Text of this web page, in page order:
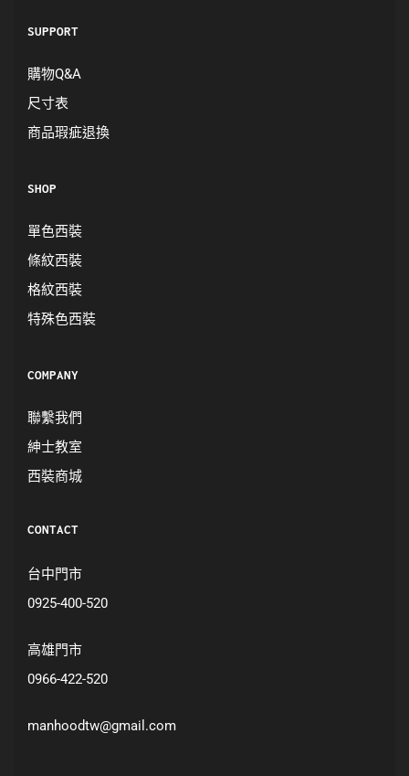
SUPPORT
購物Q&A
尺寸表
商品瑕疵退換
SHOP
單色西裝
條紋西裝
格紋西裝
特殊色西裝
COMPANY
聯繫我們
紳士教室
西裝商城
CONTACT
台中門市
0925-400-520
高雄門市
0966-422-520
manhoodtw@gmail.com